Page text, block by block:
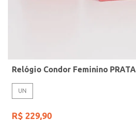
Relógio Condor Feminino PRATA
UN
R$ 229,90